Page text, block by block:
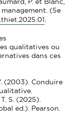
P. et Blanc,
(5e
.
qualitatives ou
dans ces
(2003). Conduire
S. (2025).
ed.). Pearson.